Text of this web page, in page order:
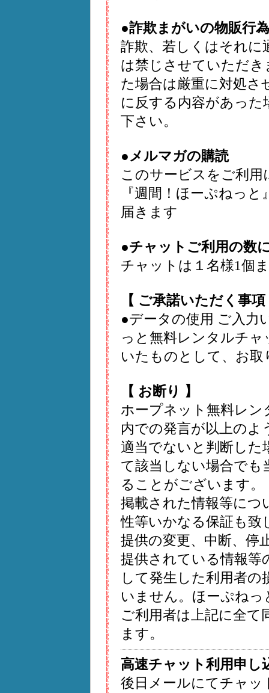
●詐欺まがいの物販行為
詐欺、若しくはそれに
は禁じさせていただ
た場合は厳重に対処さ
に反する内容があっ
下さい。
●メルマガの購読
このサービスをご利
『週間！ほーぷねっ
届きます
●チャットご利用の数
チャットは１名様1個
【 ご承諾いただく事項
●データの使用 ご入力
っと無料レンタルチ
いたものとして、お
【 お断り 】
ホープネット無料レ
内での発言が以上のよ
適当でないと判断した
て該当しない場合でも
ることがございます
掲載された情報等につ
性等いかなる保証も致
提供の変更、中断、停
提供されている情報等
して発生した利用者
いません。ほーぷね
ご利用者は上記に全
ます。
高速チャット利用申し
後日メールにてチャ